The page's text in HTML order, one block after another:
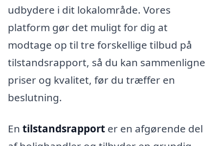
udbydere i dit lokalområde. Vores
platform gør det muligt for dig at
modtage op til tre forskellige tilbud på
tilstandsrapport, så du kan sammenligne
priser og kvalitet, før du træffer en
beslutning.
En tilstandsrapport er en afgørende del